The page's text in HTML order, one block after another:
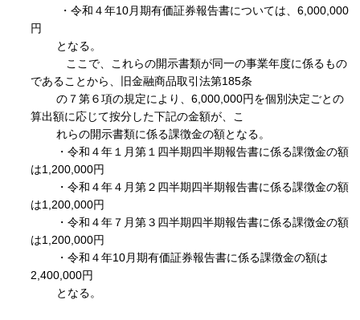
・令和４年10月期有価証券報告書については、6,000,000
円
となる。
ここで、これらの開示書類が同一の事業年度に係るもの
であることから、旧金融商品取引法第185条
の７第６項の規定により、6,000,000円を個別決定ごとの
算出額に応じて按分した下記の金額が、こ
れらの開示書類に係る課徴金の額となる。
・令和４年１月第１四半期四半期報告書に係る課徴金の額
は1,200,000円
・令和４年４月第２四半期四半期報告書に係る課徴金の額
は1,200,000円
・令和４年７月第３四半期四半期報告書に係る課徴金の額
は1,200,000円
・令和４年10月期有価証券報告書に係る課徴金の額は
2,400,000円
となる。